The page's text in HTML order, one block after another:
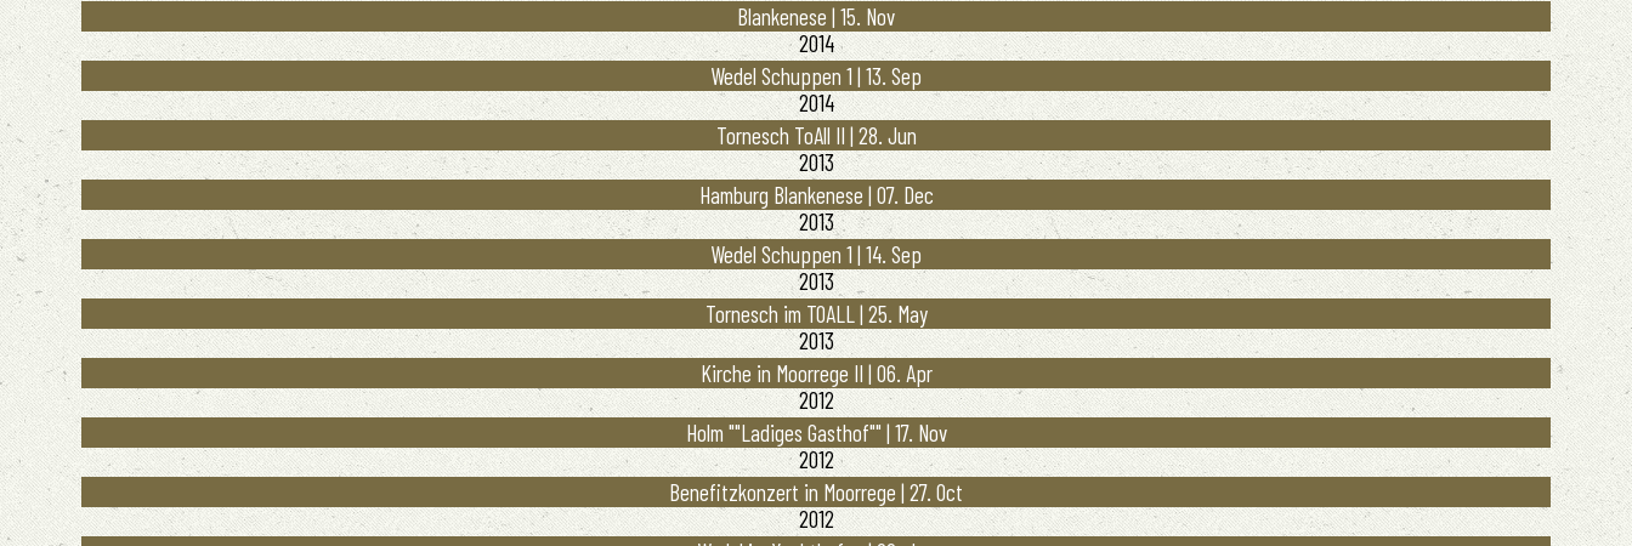
Blankenese | 15. Nov
2014
Wedel Schuppen 1 | 13. Sep
2014
Tornesch ToAll II | 28. Jun
2013
Hamburg Blankenese | 07. Dec
2013
Wedel Schuppen 1 | 14. Sep
2013
Tornesch im TOALL | 25. May
2013
Kirche in Moorrege II | 06. Apr
2012
Holm ""Ladiges Gasthof"" | 17. Nov
2012
Benefitzkonzert in Moorrege | 27. Oct
2012